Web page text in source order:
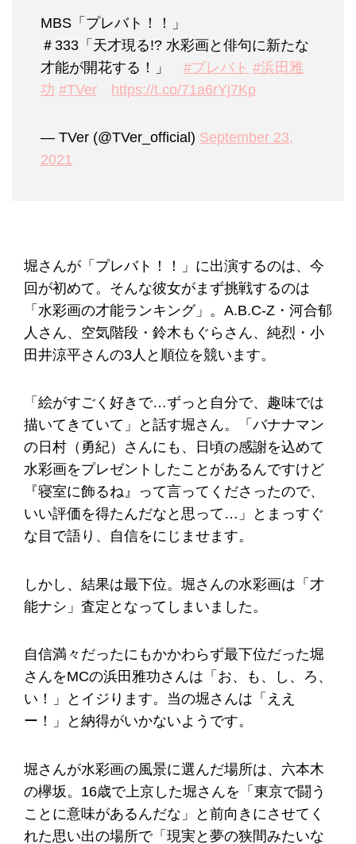
MBS「プレバト！！」
＃333「天才現る!? 水彩画と俳句に新たな
才能が開花する！」 #プレバト #浜田雅
功 #TVer https://t.co/71a6rYj7Kp
— TVer (@TVer_official) September 23,
2021
堀さんが「プレバト！！」に出演するのは、今
回が初めて。そんな彼女がまず挑戦するのは
「水彩画の才能ランキング」。A.B.C-Z・河合郁
人さん、空気階段・鈴木もぐらさん、純烈・小
田井涼平さんの3人と順位を競います。
「絵がすごく好きで…ずっと自分で、趣味では
描いてきていて」と話す堀さん。「バナナマン
の日村（勇紀）さんにも、日頃の感謝を込めて
水彩画をプレゼントしたことがあるんですけど
『寝室に飾るね』って言ってくださったので、
いい評価を得たんだなと思って…」とまっすぐ
な目で語り、自信をにじませます。
しかし、結果は最下位。堀さんの水彩画は「才
能ナシ」査定となってしまいました。
自信満々だったにもかかわらず最下位だった堀
さんをMCの浜田雅功さんは「お、も、し、ろ、
い！」とイジります。当の堀さんは「ええ
ー！」と納得がいかないようです。
堀さんが水彩画の風景に選んだ場所は、六本木
の欅坂。16歳で上京した堀さんを「東京で闘う
ことに意味があるんだな」と前向きにさせてく
れた思い出の場所で「現実と夢の狭間みたいな